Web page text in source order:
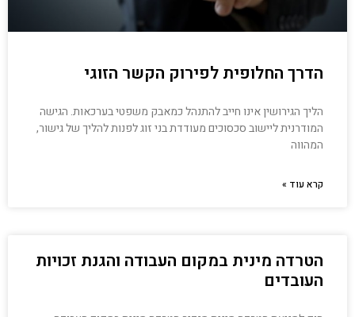
הדרך החלופית לפירוק הקשר הזוגי
הליך הגירושין אינו חייב להתנהל כמאבק משפטי בערכאות. הגישה
המודרנית ליישוב סכסוכים מעודדת בני זוג לפנות להליך של גישור,
המהווה
קרא עוד »
הטרדה מינית במקום העבודה והגנת זכויות
העובדים